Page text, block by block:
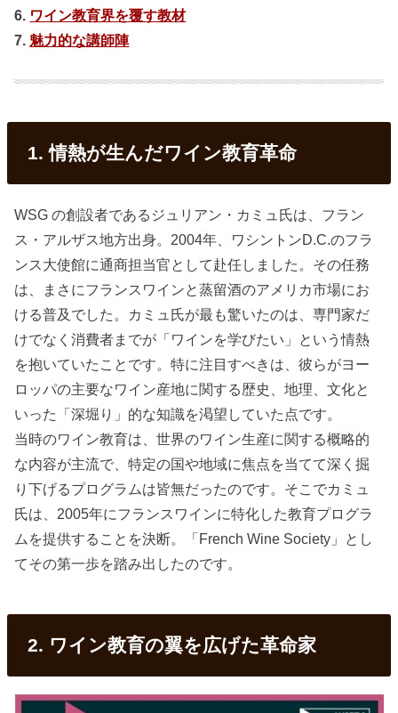
6. ワイン教育界を覆す教材
7. 魅力的な講師陣
1. 情熱が生んだワイン教育革命
WSG の創設者であるジュリアン・カミュ氏は、フラン
ス・アルザス地方出身。2004年、ワシントンD.C.のフラ
ンス大使館に通商担当官として赴任しました。その任務
は、まさにフランスワインと蒸留酒のアメリカ市場にお
ける普及でした。カミュ氏が最も驚いたのは、専門家だ
けでなく消費者までが「ワインを学びたい」という情熱
を抱いていたことです。特に注目すべきは、彼らがヨー
ロッパの主要なワイン産地に関する歴史、地理、文化と
いった「深堀り」的な知識を渇望していた点です。
当時のワイン教育は、世界のワイン生産に関する概略的
な内容が主流で、特定の国や地域に焦点を当てて深く掘
り下げるプログラムは皆無だったのです。そこでカミュ
氏は、2005年にフランスワインに特化した教育プログラ
ムを提供することを決断。「French Wine Society」とし
てその第一歩を踏み出したのです。
2. ワイン教育の翼を広げた革命家